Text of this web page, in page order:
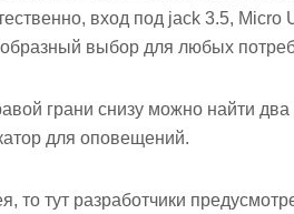
вход под jack 3.5,
выбор для любых
грани снизу можно найти
для оповещений.
то тут разработчики